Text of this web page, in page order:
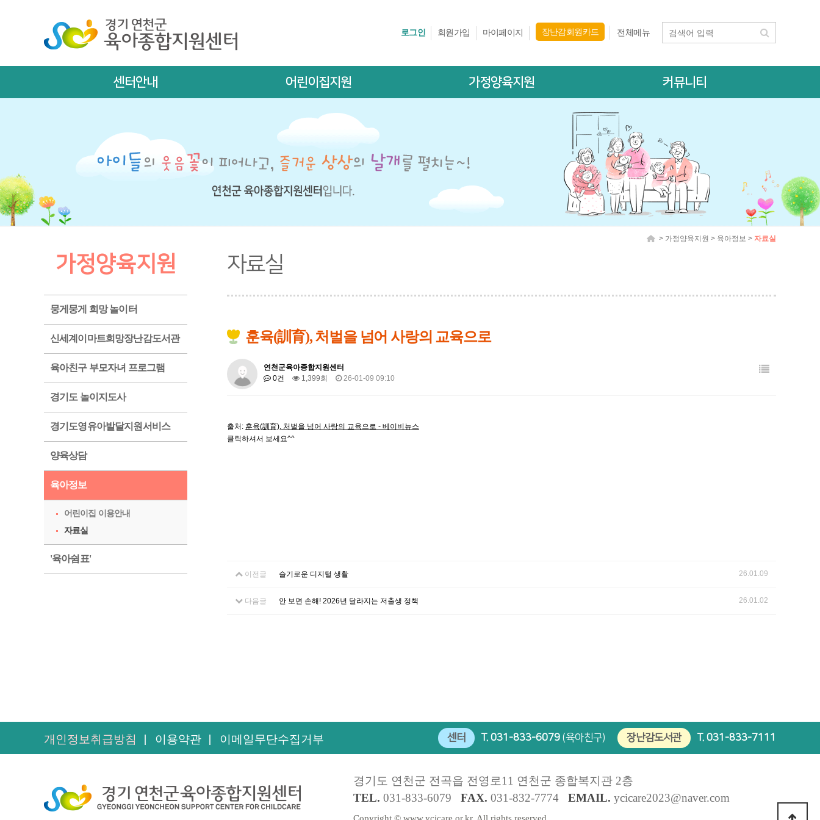
로그인 회원가입 마이페이지 장난감회원카드 전체메뉴
센터안내 어린이집지원 가정양육지원 커뮤니티
가정양육지원
뭉게뭉게 희망 놀이터
신세계이마트희망장난감도서관
육아친구 부모자녀 프로그램
경기도 놀이지도사
경기도영유아발달지원서비스
양육상담
육아정보
어린이집 이용안내
자료실
'육아쉼표'
> 가정양육지원 > 육아정보 > 자료실
자료실
훈육(訓育), 처벌을 넘어 사랑의 교육으로
연천군육아종합지원센터
0건
1,399회 26-01-09 09:10
출처: 훈육(訓育), 처벌을 넘어 사랑의 교육으로 - 베이비뉴스
클릭하셔서 보세요^^
이전글 슬기로운 디지털 생활 26.01.09
다음글 안 보면 손해! 2026년 달라지는 저출생 정책 26.01.02
개인정보취급방침 이용약관 이메일무단수집거부 센터 T. 031-833-6079 (육아친구) 장난감도서관 T. 031-833-7111
경기도 연천군 전곡읍 전영로11 연천군 종합복지관 2층
TEL. 031-833-6079 FAX. 031-832-7774 EMAIL. ycicare2023@naver.com